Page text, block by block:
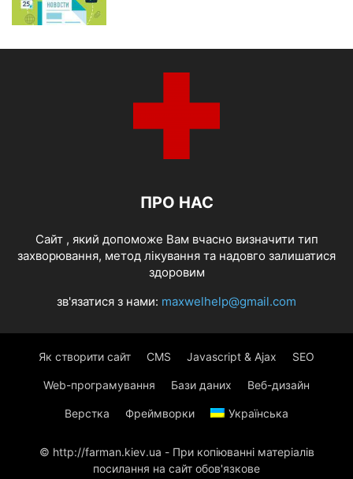
ПРО НАС
Cайт , який допоможе Вам вчасно визначити тип
захворювання, метод лікування та надовго залишатися
здоровим
зв'язатися з нами: maxwelhelp@gmail.com
Як створити сайт CMS Javascript & Ajax SEO
Web-програмування Бази даних Веб-дизайн
Верстка Фреймворки Українська
© http://farman.kiev.ua - При копіюванні матеріалів
посилання на сайт обов'язкове